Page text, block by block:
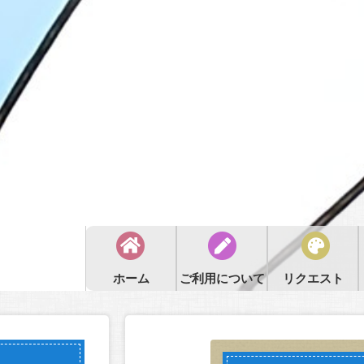
ホーム ご利用について リクエスト